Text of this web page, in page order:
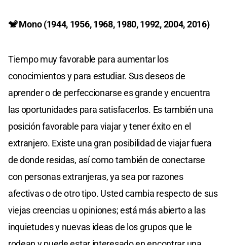
🐒 Mono (1944, 1956, 1968, 1980, 1992, 2004, 2016)
Tiempo muy favorable para aumentar los
conocimientos y para estudiar. Sus deseos de
aprender o de perfeccionarse es grande y encuentra
las oportunidades para satisfacerlos. Es también una
posición favorable para viajar y tener éxito en el
extranjero. Existe una gran posibilidad de viajar fuera
de donde residas, así como también de conectarse
con personas extranjeras, ya sea por razones
afectivas o de otro tipo. Usted cambia respecto de sus
viejas creencias u opiniones; está más abierto a las
inquietudes y nuevas ideas de los grupos que le